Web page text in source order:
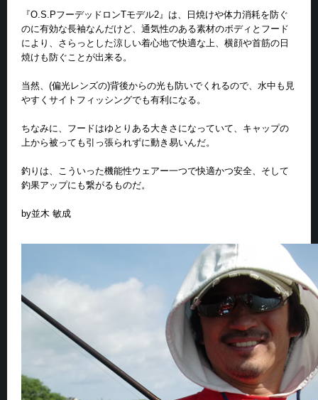
『O.S.PフーデッドロンTモデル2』は、日焼けや体力消耗を防ぐ
のに有効な長袖なんだけど、通気性のある素材のボディとフード
により、さらっとした涼しい着心地で快適な上、横顔や首筋の日
焼けも防ぐことが出来る。
当然、(偏光レンズの)背後からの光も防いでくれるので、水中も見
やすくサイトフィッシングでも有利になる。
ちなみに、フードはゆとりある大きさになっていて、キャップの
上から被っても引っ張られずに動き易いんだ。
釣りは、こういった機能性ウェアー一つで快適かつ安全、そして
釣果アップにも繋がるものだ。
by並木 敏成